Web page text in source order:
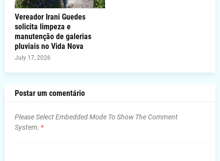
Vereador Irani Guedes
solicita limpeza e
manutenção de galerias
pluviais no Vida Nova
July 17, 2026
Postar um comentário
Please Select Embedded Mode To Show The Comment
System. *